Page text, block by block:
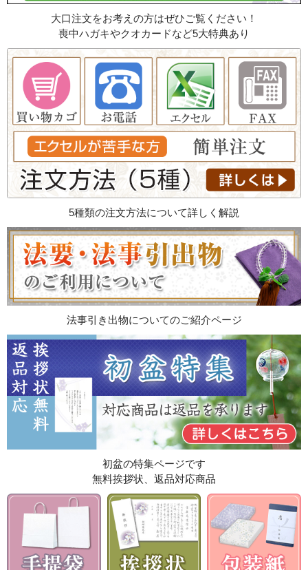
大口注文をお考えの方はぜひご覧ください！
喪中ハガキやクオカードなど5大特典あり
5種類の注文方法について詳しく解説
法事引き出物についてのご紹介ページ
初盆の特集ページです
無料挨拶状、返品対応商品